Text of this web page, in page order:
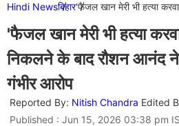
Hindi Newsबिहार'फैजल खान मेरी भी हत्या
'फैजल खान मेरी भी हत्या
निकलने के बाद रौशन आनंद
गंभीर आरोप
Reported By: Nitish Chandra Edited
Published : Jun 15, 2026 03:38 pm